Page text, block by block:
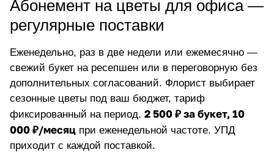
Абонемент на цветы для офиса —
регулярные поставки
Еженедельно, раз в две недели или ежемесячно —
свежий букет на ресепшен или в переговорную без
дополнительных согласований. Флорист выбирает
сезонные цветы под ваш бюджет, тариф
фиксированный на период. 2 500 ₽ за букет, 10
000 ₽/месяц при еженедельной частоте. УПД
приходит с каждой поставкой.